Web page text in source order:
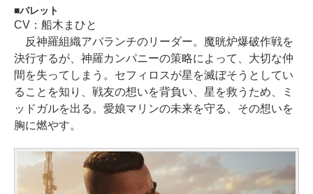
バレット
CV：船木まひと
反神羅組織アバランチのリーダー。魔晄炉爆破作戦を
決行するが、神羅カンパニーの策略によって、大切な仲
間を失ってしまう。セフィロスが星を滅ぼそうとしてい
ることを知り、戦友の想いを背負い、星を救うため、ミ
ッドガルを出る。愛娘マリンの未来を守る、その想いを
胸に燃やす。